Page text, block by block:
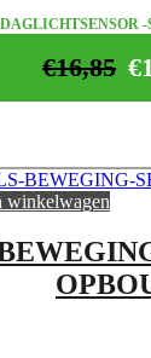
DAGLICHTSENSOR
€
€16,85
winkelwagen